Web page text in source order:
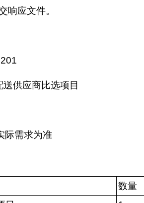
响应文件。
供应商比选项目
际需求为准
数量